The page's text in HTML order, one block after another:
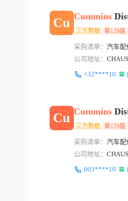
Cu Cummins
三方数据 第129届
采购清单： 汽车配
公司地址：
+32****10
Cu Cummins
三方数据 第129届
采购清单： 汽车配
公司地址：
003****10